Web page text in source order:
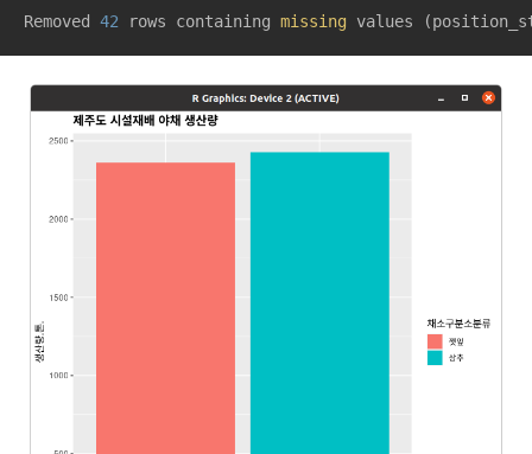
Removed 42 rows containing missing values